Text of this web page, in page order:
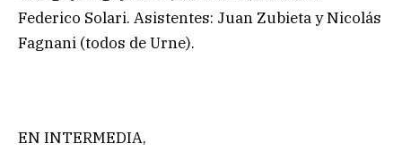
Federico Solari. Asistentes: Juan Zubieta y Nicolás
Fagnani (todos de Urne).
EN INTERMEDIA,